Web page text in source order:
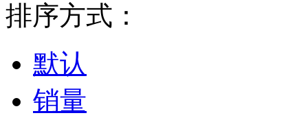
排序方式：
默认
销量